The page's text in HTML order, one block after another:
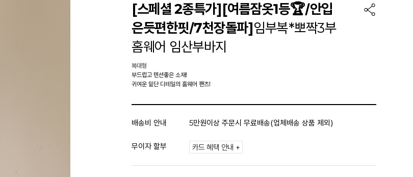
[스페셜 2종특가][여름잠옷1등🏆/안입
은듯편한핏/7천장돌파]임부복*뽀짝3부
홈웨어 임산부바지
복대형
부드럽고 텐션좋은 소재!
귀여운 밑단 디테일의 홈웨어 팬츠!
배송비 안내 5만원이상 주문시 무료배송(업체배송 상품 제외)
무이자 할부 카드 혜택 안내 +